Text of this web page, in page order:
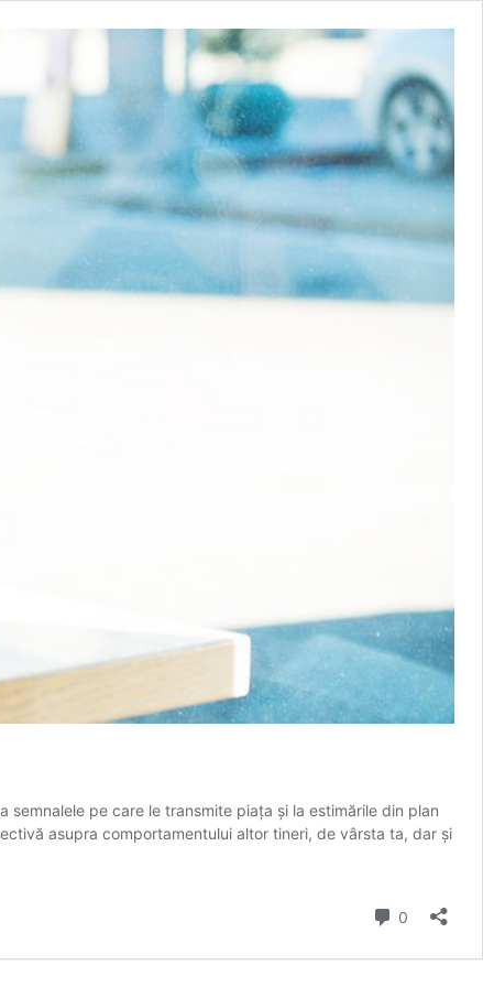
pe care le transmite piața și la estimările din plan
asupra comportamentului altor tineri, de vârsta ta, dar și
0 Comments